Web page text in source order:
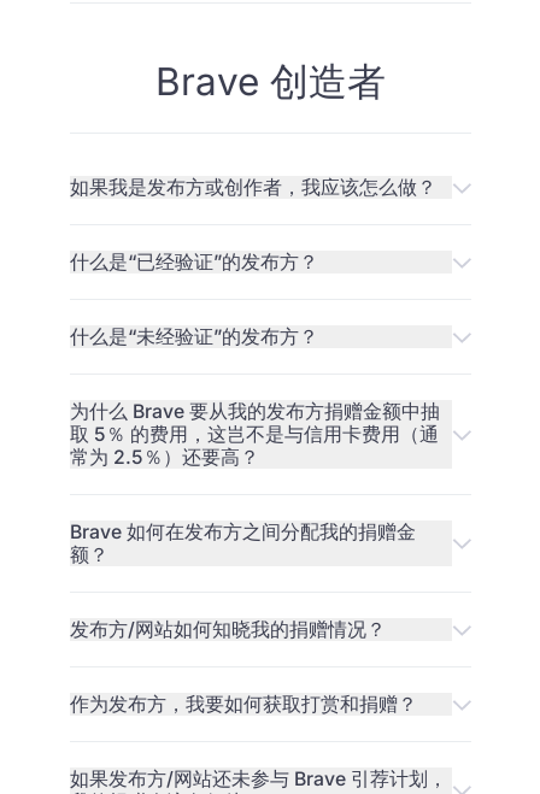
Brave 创造者
如果我是发布方或创作者，我应该怎么做？
什么是“已经验证”的发布方？
什么是“未经验证”的发布方？
为什么 Brave 要从我的发布方捐赠金额中抽
取 5％ 的费用，这岂不是与信用卡费用（通
常为 2.5％）还要高？
Brave 如何在发布方之间分配我的捐赠金
额？
发布方/网站如何知晓我的捐赠情况？
作为发布方，我要如何获取打赏和捐赠？
如果发布方/网站还未参与 Brave 引荐计划，